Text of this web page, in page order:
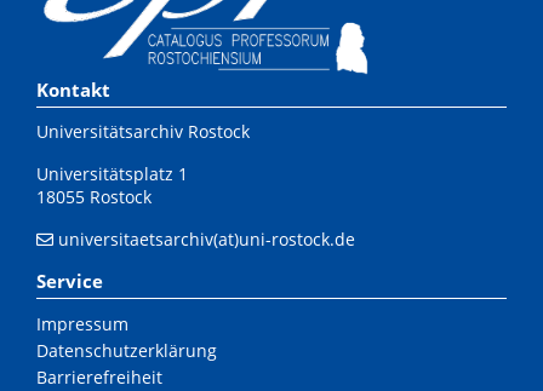
Kontakt
Universitätsarchiv Rostock
Universitätsplatz 1
18055 Rostock
universitaetsarchiv(at)uni-rostock.de
Service
Impressum
Datenschutzerklärung
Barrierefreiheit